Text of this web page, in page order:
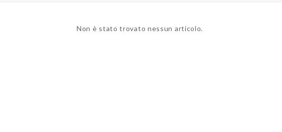
Non è stato trovato nessun articolo.